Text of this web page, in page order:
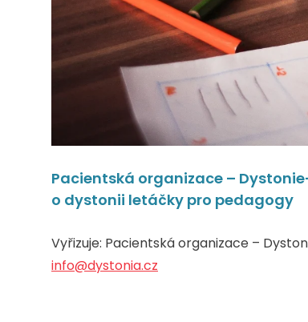
Pacientská organizace –
o dystonii letáčky pro pedagogy
Vyřizuje: Pacientská organizace –
info@dystonia.cz